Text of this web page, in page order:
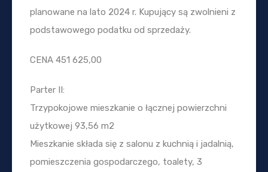
planowane na lato 2024 r. Kupujący są zwolnieni z
podstawowego podatku od sprzedaży.
CENA 451 625,00
Parter II:
Trzypokojowe mieszkanie o łącznej powierzchni
użytkowej 93,56 m2
Mieszkanie składa się z salonu z kuchnią i jadalnią,
pomieszczenia gospodarczego, toalety, 3